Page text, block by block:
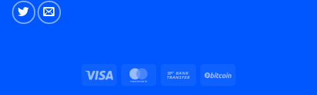
Vize MasterCardTransfer